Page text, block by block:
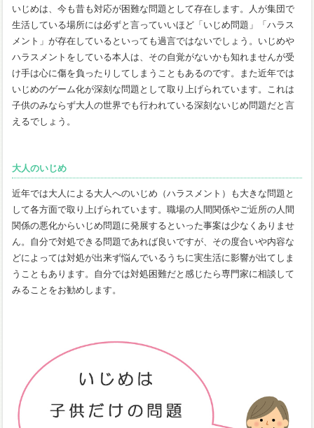
いじめは、今も昔も対応が困難な問題として存在します。人が集団で
生活している場所には必ずと言っていいほど「いじめ問題」「ハラス
メント」が存在しているといっても過言ではないでしょう。いじめや
ハラスメントをしている本人は、その自覚がないかも知れませんが受
け手は心に傷を負ったりしてしまうこともあるのです。また近年では
いじめのゲーム化が深刻な問題として取り上げられています。これは
子供のみならず大人の世界でも行われている深刻ないじめ問題だと言
えるでしょう。
大人のいじめ
近年では大人による大人へのいじめ（ハラスメント）も大きな問題と
して各方面で取り上げられています。職場の人間関係やご近所の人間
関係の悪化からいじめ問題に発展するといった事案は少なくありませ
ん。自分で対処できる問題であれば良いですが、その度合いや内容な
どによっては対処が出来ず悩んでいるうちに実生活に影響が出てしま
うこともあります。自分では対処困難だと感じたら専門家に相談して
みることをお勧めします。